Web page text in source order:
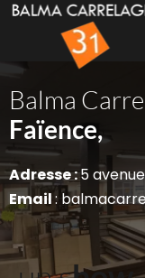
Balma
Faïence,
Sanitaires,
Adresse : 5
Email :